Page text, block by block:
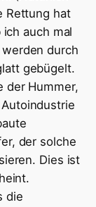
Rettung hat
auch mal
durch
gebügelt.
der Hummer,
der solche
Dies ist
die